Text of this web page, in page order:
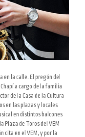
en la calle. El pregón del
a cargo de la familia
de la Casa de la Cultura
en las plazas y locales
en distintos balcones
Plaza de Toros del VEM
cita en el VEM, y por la